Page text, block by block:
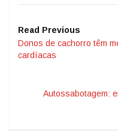
Read Previous
Donos de cachorro têm
cardíacas
Autossabotagem: